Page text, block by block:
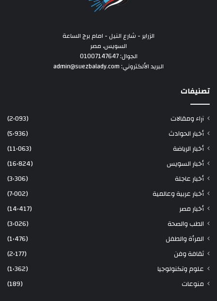
الزراير - شارع النيل - امام برج الساعة
السويس، مصر
الجوال: 01007147647
البريد الألكتروني: admin@suezbalady.com
تصنيفات
آراء ومقالات
(2٬093)
أخبار الحوادث
(5٬936)
أخبار الرياضة
(11٬063)
أخبار السويس
(16٬824)
أخبار عاجلة
(3٬306)
أخبار عربية وعالمية
(7٬002)
أخبار مصر
(14٬417)
الطب والصحة
(3٬026)
المرأة والطفل
(1٬476)
ثقافة وفن
(2٬177)
علوم وتكنولوجيا
(1٬362)
منوعات
(189)